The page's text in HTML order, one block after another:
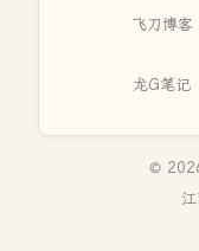
飞刀博客
龙G笔记
©